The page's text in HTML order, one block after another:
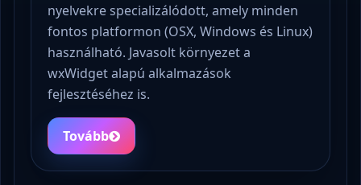
nyelvekre specializálódott, amely minden
fontos platformon (OSX, Windows és Linux)
használható. Javasolt környezet a
wxWidget alapú alkalmazások
fejlesztéséhez is.
Tovább